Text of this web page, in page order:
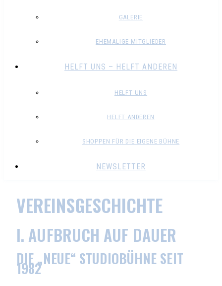
GALERIE
EHEMALIGE MITGLIEDER
HELFT UNS – HELFT ANDEREN
HELFT UNS
HELFT ANDEREN
SHOPPEN FÜR DIE EIGENE BÜHNE
NEWSLETTER
VEREINSGESCHICHTE
I. AUFBRUCH AUF DAUER
DIE „NEUE“ STUDIOBÜHNE SEIT
1982